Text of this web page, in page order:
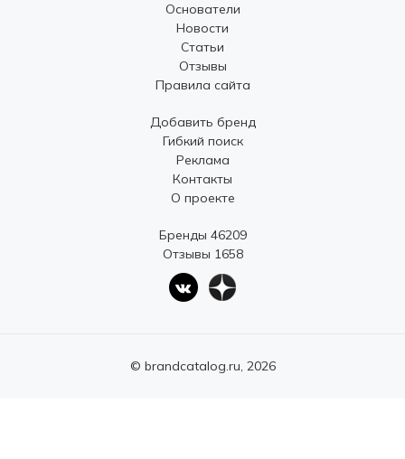
Основатели
Новости
Статьи
Отзывы
Правила сайта
Добавить бренд
Гибкий поиск
Реклама
Контакты
О проекте
Бренды 46209
Отзывы 1658
© brandcatalog.ru, 2026